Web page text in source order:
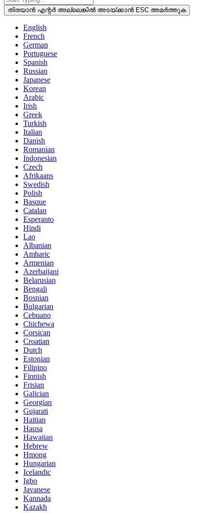
തിരയാൻ എന്റർ അല്ലെങ്കിൽ അടയ്ക്കാൻ ESC അമർത്തുക
English
French
German
Portuguese
Spanish
Russian
Japanese
Korean
Arabic
Irish
Greek
Turkish
Italian
Danish
Romanian
Indonesian
Czech
Afrikaans
Swedish
Polish
Basque
Catalan
Esperanto
Hindi
Lao
Albanian
Amharic
Armenian
Azerbaijani
Belarusian
Bengali
Bosnian
Bulgarian
Cebuano
Chichewa
Corsican
Croatian
Dutch
Estonian
Filipino
Finnish
Frisian
Galician
Georgian
Gujarati
Haitian
Hausa
Hawaiian
Hebrew
Hmong
Hungarian
Icelandic
Igbo
Javanese
Kannada
Kazakh